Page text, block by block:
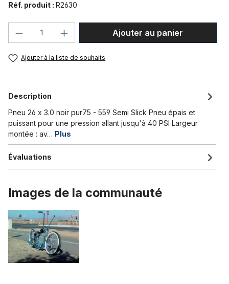
Réf. produit : R2630
Quantité de produit : Entrez la
Ajouter au panier
Ajouter à la liste de souhaits
Description
Pneu 26 x 3.0 noir pur75 - 559 Semi Slick Pneu épais et
puissant pour une pression allant jusqu'à 40 PSI Largeur
montée : av… Plus
Évaluations
Images de la communauté